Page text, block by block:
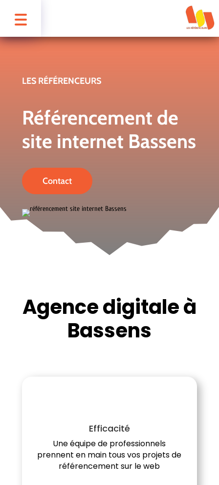
LES RÉFÉRENCEURS
Référencement de
site internet Bassens
Contact
Agence digitale à
Bassens
Efficacité
Une équipe de professionnels
prennent en main tous vos projets de
référencement sur le web